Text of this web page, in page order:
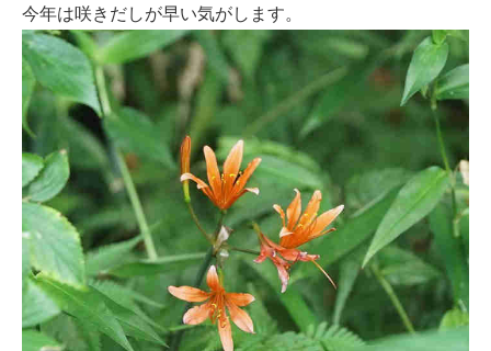
今年は咲きだしが早い気がします。